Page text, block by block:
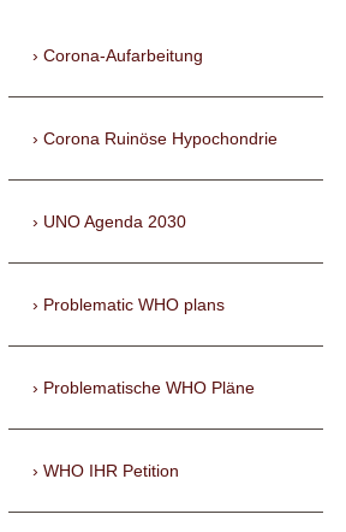
Corona-Aufarbeitung
Corona Ruinöse Hypochondrie
UNO Agenda 2030
Problematic WHO plans
Problematische WHO Pläne
WHO IHR Petition